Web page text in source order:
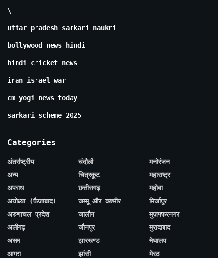
\
uttar pradesh sarkari naukri
bollywood news hindi
hindi cricket news
iran israel war
cm yogi news today
sarkari scheme 2025
Categories
अंतर्राष्ट्रीय
अन्य
अपराध
अयोध्या (फैजाबाद)
अरुणाचल प्रदेश
अलीगढ़
असम
आगरा
चंदौली
चित्रकूट
छत्तीसगढ़
जम्मू और कश्मीर
जालौन
जौनपुर
झारखण्ड
झांसी
मनोरंजन
महाराष्ट्र
महोबा
मिर्जापुर
मुज़फ्फरनगर
मुरादाबाद
मेघालय
मेरठ